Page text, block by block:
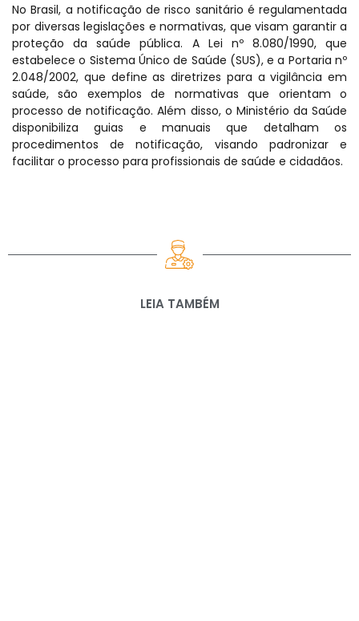
No Brasil, a notificação de risco sanitário é regulamentada
por diversas legislações e normativas, que visam garantir a
proteção da saúde pública. A Lei nº 8.080/1990, que
estabelece o Sistema Único de Saúde (SUS), e a Portaria nº
2.048/2002, que define as diretrizes para a vigilância em
saúde, são exemplos de normativas que orientam o
processo de notificação. Além disso, o Ministério da Saúde
disponibiliza guias e manuais que detalham os
procedimentos de notificação, visando padronizar e
facilitar o processo para profissionais de saúde e cidadãos.
LEIA TAMBÉM